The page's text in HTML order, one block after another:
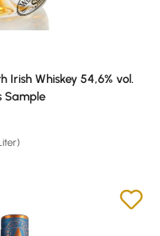
Irish Whiskey 54,6% vol.
Sample
Preis: